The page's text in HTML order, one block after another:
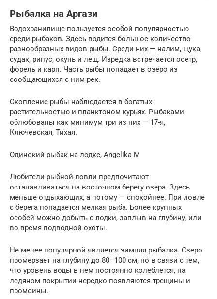
Рыбалка на Аргази
Водохранилище пользуется особой популярностью
среди рыбаков. Здесь водится большое количество
разнообразных видов рыбы. Среди них — налим, щука,
судак, рипус, окунь и лещ. Изредка встречается осетр,
форель и карп. Часть рыбы попадает в озеро из
сообщающихся с ним рек.
Скопление рыбы наблюдается в богатых
растительностью и планктоном курьях. Рыбаками
облюбованы как минимум три из них — 17-я,
Ключевская, Тихая.
Одинокий рыбак на лодке, Angelika M
Любители рыбной ловли предпочитают
останавливаться на восточном берегу озера. Здесь
меньше отдыхающих, а потому — спокойнее. При ловле
с берега попадается мелкая рыба. Более крупных
особей можно добыть с лодки, заплыв на глубину, или
во время подводной охоты.
Не менее популярной является зимняя рыбалка. Озеро
промерзает на глубину до 80–100 см, но в связи с тем,
что уровень воды в нем постоянно колеблется, на
ледяном покрытии нередко появляются трещины и
промоины.